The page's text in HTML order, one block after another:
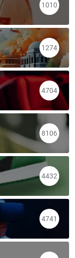
1010
1274
4704
8106
4432
4741